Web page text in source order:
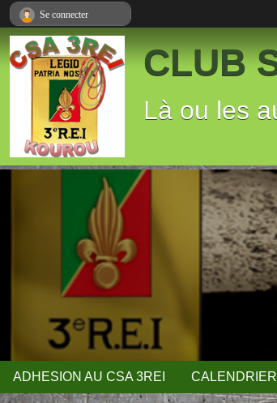
CLUB
Là ou les
ADHESION AU CSA 3REI
Se connecter
Panneau de gestion des cookies